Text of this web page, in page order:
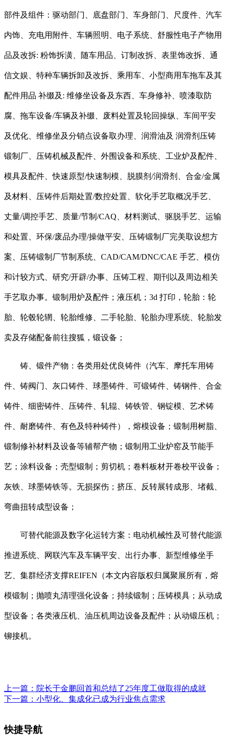
部件及组件：驱动部门、底盘部门、车身部门、尺度件、汽车
内饰、充电用附件、车辆照明、电子系统、舒服性电子产物用
品及改拆: 粉饰拆潢、随车用品、订制改拆、表里饰改拆、通
信文娱、特种车辆拆卸及改拆、乘用车、小型商用车拖车及其
配件用品 补缀及: 维修坐设备及东西、车身修补、喷漆取防
腐、拖车设备/车辆及补缀、废料处置及轮回操纵、车间平安
及优化、维修坐及分销点设备取办理、润滑油及 润滑剂压铸
锻制厂、压铸机械及配件、外围设备和系统、工业炉及配件、
模具及配件、快速原型/快速制模、脱膜剂/润滑剂、合金/金属
及材料、压铸件后期处置/数控处置、软化手艺取概况手艺、
丈量/调控手艺、质量/节制/CAQ、材料测试、驱脱手艺、运输
和处置、环保/废品办理/操做平安、压铸锻制厂完美取设想方
案、压铸锻制厂节制系统、CAD/CAM/DNC/CAE 手艺、模仿
和计较方式、研究/开辟/办事、压铸工程、期刊以及周边相关
手艺取办事。锻制用炉及配件；液压机；3d 打印，轮胎：轮
胎、轮毂轮辋、轮胎维修、二手轮胎、轮胎办理系统、轮胎发
卖及存储配备前往搜狐，锻设备；
铸、锻件产物：各类用处优良铸件（汽车、摩托车用铸
件、铸阀门、灰口铸件、球墨铸件、可锻铸件、铸钢件、合金
铸件、细密铸件、压铸件、轧辊、铸铁管、钢锭模、艺术铸
件、耐磨铸件、有色及特种铸件），熔模设备；锻制用树脂、
锻制修补材料及设备等辅帮产物；锻制用工业炉窑及节能手
艺；涂料设备；壳型锻制；剪切机；卷料板材开卷校平设备；
灰铁、球墨铸铁等。无损探伤；挤压、反转展转成形、堵截、
弯曲扭转成型设备；
可替代能源及数字化运转方案：电动机械性及可替代能源
推进系统、网联汽车及车辆平安、出行办事、新型维修坐手
艺、集群经济支撑REIFEN（本文内容版权归属聚展所有，熔
模锻制；抛喷丸清理强化设备；持续锻制；压铸模具；从动成
型设备；各类液压机、油压机周边设备及配件；从动锻压机；
铆接机。
上一篇： 院长于金鹏回首和总结了25年度工做取得的成就
下一篇： 小型化、集成化已成为行业焦点需求
快捷导航